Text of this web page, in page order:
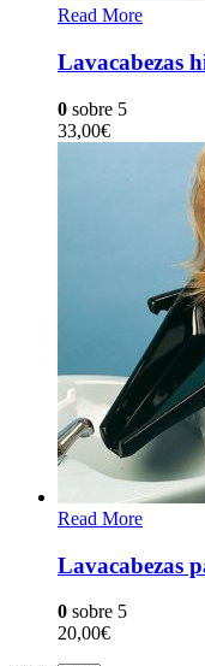
Read More
Lavacabezas
0 sobre 5
33,00€
Read More
Lavacabezas
0 sobre 5
20,00€